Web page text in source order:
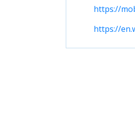
https://
https://